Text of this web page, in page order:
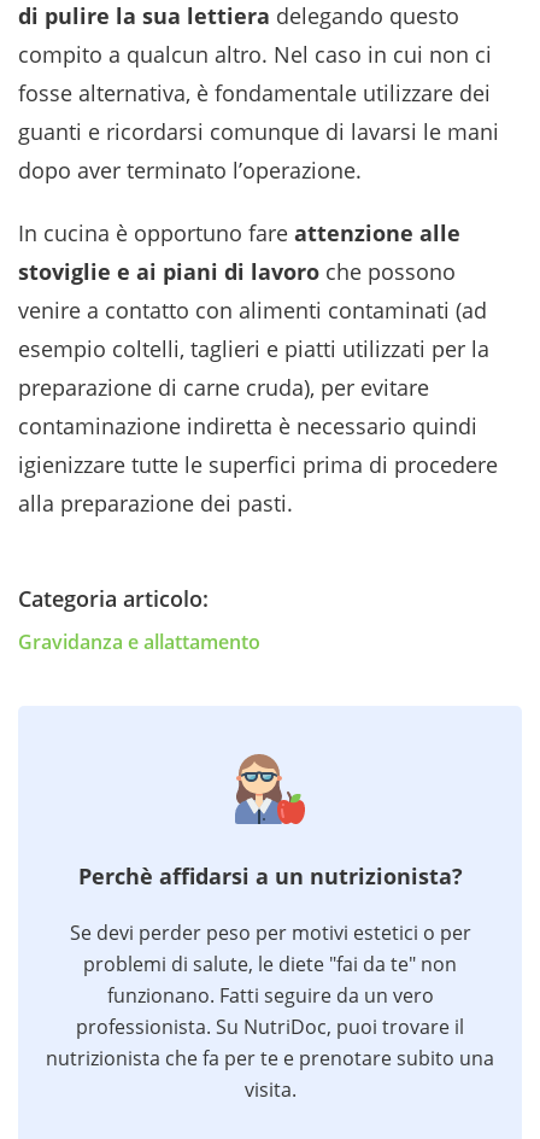
di pulire la sua lettiera delegando questo
compito a qualcun altro. Nel caso in cui non ci
fosse alternativa, è fondamentale utilizzare dei
guanti e ricordarsi comunque di lavarsi le mani
dopo aver terminato l’operazione.
In cucina è opportuno fare attenzione alle
stoviglie e ai piani di lavoro che possono
venire a contatto con alimenti contaminati (ad
esempio coltelli, taglieri e piatti utilizzati per la
preparazione di carne cruda), per evitare
contaminazione indiretta è necessario quindi
igienizzare tutte le superfici prima di procedere
alla preparazione dei pasti.
Categoria articolo:
Gravidanza e allattamento
Perchè affidarsi a un nutrizionista?
Se devi perder peso per motivi estetici o per
problemi di salute, le diete "fai da te" non
funzionano. Fatti seguire da un vero
professionista. Su NutriDoc, puoi trovare il
nutrizionista che fa per te e prenotare subito una
visita.